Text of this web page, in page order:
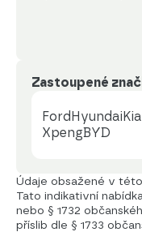
Zastoupené
FordHyundaiKia
XpengBYD
Údaje obsažené v
Tato indikativní
nebo § 1732
příslib dle § 1733